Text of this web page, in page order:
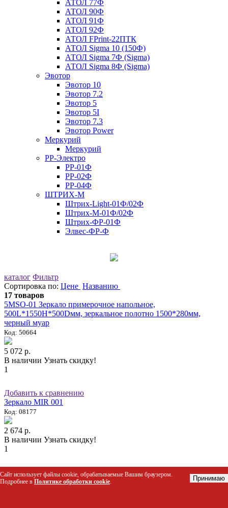
АТОЛ 77Ф
АТОЛ 90Ф
АТОЛ 91Ф
АТОЛ 92Ф
АТОЛ FPrint-22ПТК
АТОЛ Sigma 10 (150Ф)
АТОЛ Sigma 7Ф (Sigma)
АТОЛ Sigma 8Ф (Sigma)
Эвотор
Эвотор 10
Эвотор 7.2
Эвотор 5
Эвотор 5I
Эвотор 7.3
Эвотор Power
Меркурий
Меркурий
РР-Электро
РР-01Ф
РР-02Ф
РР-04Ф
ШТРИХ-М
Штрих-Light-01Ф/02Ф
Штрих-М-01Ф/02Ф
Штрих-ФР-01Ф
Элвес-ФР-Ф
каталог Фильтр
Сортировка по: Цене Названию
17 товаров
5MSO-01 Зеркало примерочное напольное,
500L*1550H*500Dмм, зеркальное полотно 1500*280мм,
черный муар
Код: 50664
5 072 р.
В наличии Узнать скидку!
1
Добавить к сравнению
Зеркало MIR 001
Код: 08177
2 674 р.
В наличии Узнать скидку!
1
Добавить к сравнению
Зеркало MIR 002 (серебрянный глянец)
Сайт использует файлы cookie, обрабатываемые Вашим браузером.
Подробнее в Политике обработки cookie. Принимаю